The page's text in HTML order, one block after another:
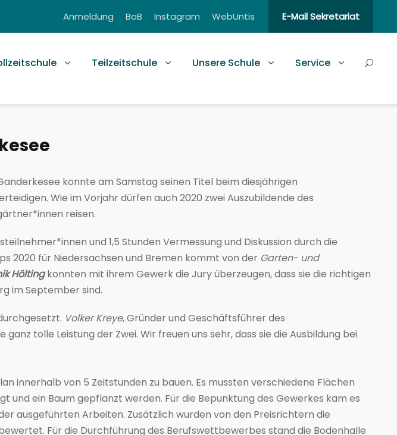
Anmeldung BoB Instagram WebUntis E-Mail Sekretariat
Teilzeitschule Unsere Schule Service
konnte am Samstag seinen Titel beim diesjährigen
Wie im Vorjahr dürfen auch 2020 zwei Auszubildende des
reisen.
und 1,5 Stunden Vermessung und Diskussion durch die
2020 für Niedersachsen und Bremen kommt von der Garten- und
Höltingkonnten mit ihrem Gewerk die Jury überzeugen, dass sie die richtigen
im September sind.
Volker Kreye, Gründer und Geschäftsführer des
tolle Leistung der Zwei. Wir freuen uns sehr, dass sie die Ausbildung bei
innerhalb von 5 Zeitstunden zu bauen. Es mussten verschiedene Flächen
ein Baum gepflanzt werden. Für die Bepunktung des Gewerkes kam es
ausgeführten Arbeiten. Zusätzlich wurden von den Preisrichtern die
Für die Durchführung des Berufswettbewerbes stand die Bodenhalle